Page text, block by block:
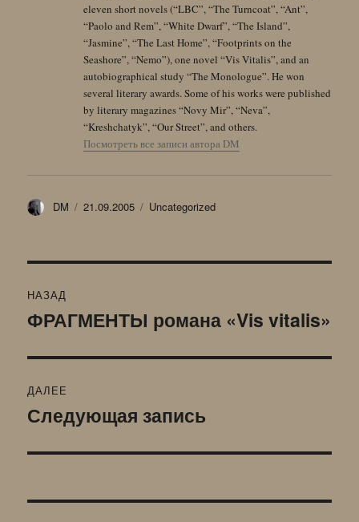
eleven short novels (“LBC”, “The Turncoat”, “Ant”,
“Paolo and Rem”, “White Dwarf”, “The Island”,
“Jasmine”, “The Last Home”, “Footprints on the
Seashore”, “Nemo”), one novel “Vis Vitalis”, and an
autobiographical study “The Monologue”. He won
several literary awards. Some of his works were published
by literary magazines “Novy Mir”, “Neva”,
“Kreshchatyk”, “Our Street”, and others.
Посмотреть все записи автора DM
Автор
DM Опубликовано
21.09.2005 Рубрики
Uncategorized
по
НАЗАД
Предыдущая
ФРАГМЕНТЫ романа «Vis vitalis»
ДАЛЕЕ
Следующая
Следующая запись